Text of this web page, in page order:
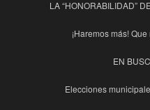
LA “HONORABILIDAD”
¡Haremos más!
EN
Elecciones